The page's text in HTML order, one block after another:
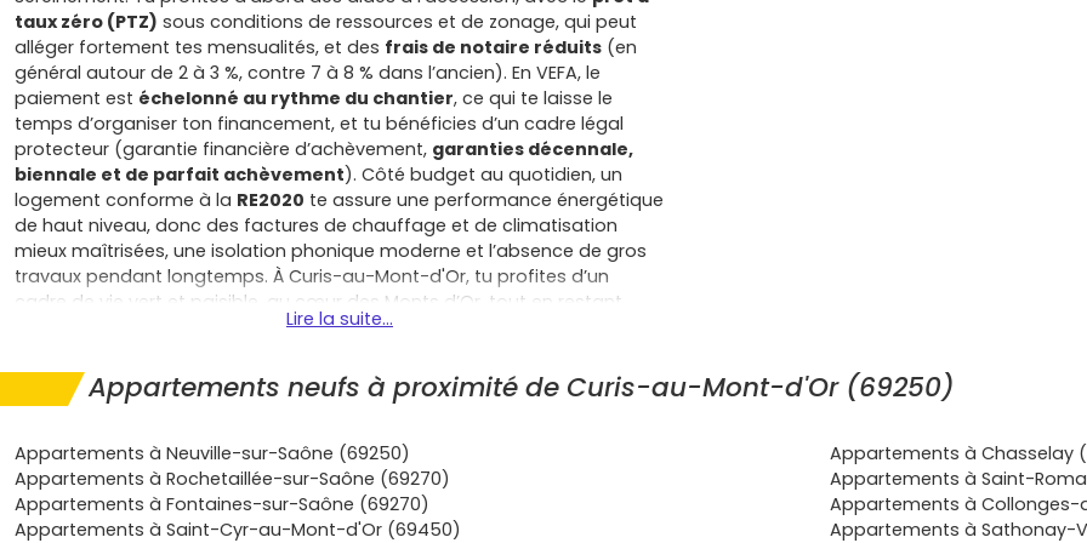
taux zéro (PTZ) sous conditions de ressources et de zonage, qui peut
alléger fortement tes mensualités, et des frais de notaire réduits (en
général autour de 2 à 3 %, contre 7 à 8 % dans l’ancien). En VEFA, le
paiement est échelonné au rythme du chantier, ce qui te laisse le
temps d’organiser ton financement, et tu bénéficies d’un cadre légal
protecteur (garantie financière d’achèvement, garanties décennale,
biennale et de parfait achèvement). Côté budget au quotidien, un
logement conforme à la RE2020 te assure une performance énergétique
de haut niveau, donc des factures de chauffage et de climatisation
mieux maîtrisées, une isolation phonique moderne et l’absence de gros
travaux pendant longtemps. À Curis-au-Mont-d'Or, tu profites d’un
cadre de vie vert et paisible, au cœur des Monts d’Or, tout en restant
connecté à l’emploi et aux services de la métropole lyonnaise : accès
écoles de proximité à Neuville-sur-Saône, et liaisons pratiques vers Lyon
(TER proche à Albigny-Neuville et bus) pour simplifier tes trajets boulot-
peux aussi personnaliser ton intérieur (choix des finitions, TMA selon
faisabilité), profiter de charges de copropriété optimisées grâce à des
équipements récents, et, selon les décisions locales, d’une
temporaire de taxe foncière. Certaines opérations peuvent offrir des
Lire la suite...
Appartements neufs à proximité de Curis-au-Mont-d'Or (69250)
Appartements à Neuville-sur-Saône (69250)
Appartements à Chasselay
Appartements à Rochetaillée-sur-Saône (69270)
Appartements à Saint-
Appartements à Fontaines-sur-Saône (69270)
Appartements à
Appartements à Saint-Cyr-au-Mont-d'Or (69450)
Appartements à Sathonay-